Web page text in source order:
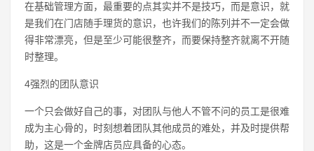
在基础管理方面，最重要的点其实并不是技巧，而是意识，就
是我们在门店随手理货的意识，也许我们的陈列并不一定会做
得非常漂亮，但是至少可能很整齐，而要保持整齐就离不开随
时整理。
4强烈的团队意识
一个只会做好自己的事，对团队与他人不管不问的员工是很难
成为主心骨的，时刻想着团队其他成员的难处，并及时提供帮
助，这是一个金牌店员应具备的心态。